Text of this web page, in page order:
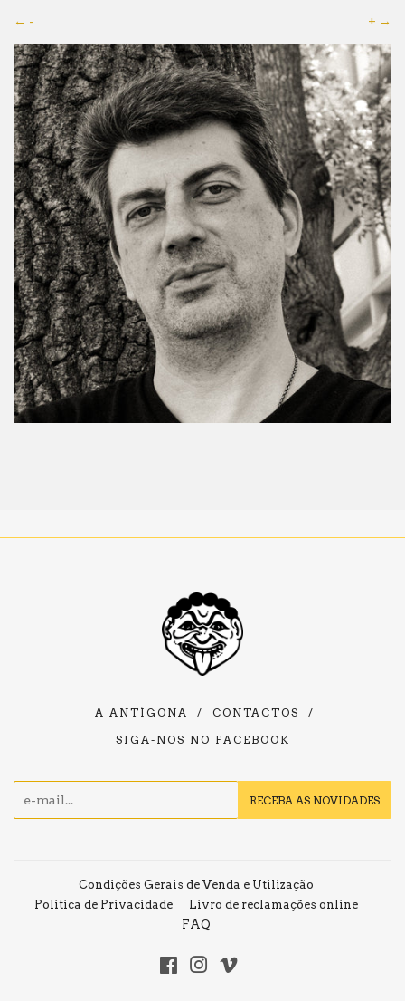
← - + →
A ANTÍGONA / CONTACTOS /
SIGA-NOS NO FACEBOOK
RECEBA AS NOVIDADES
Condições Gerais de Venda e Utilização
Política de Privacidade
Livro de reclamações online
FAQ
FacebookInstagram
Vimeo